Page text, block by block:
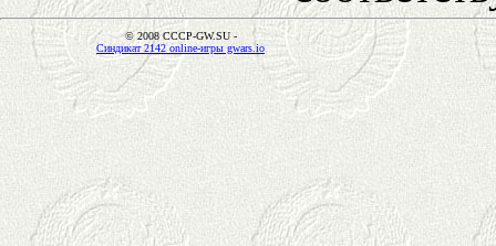
© 2008 CCCP-GW.SU -
Синдикат 2142 online-игры gwars.io